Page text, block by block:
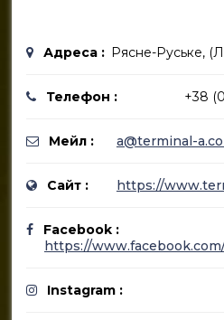
Адреса : Рясне-Руське,
Телефон : +38
Мейл : a@terminal-
Сайт : https://
Facebook :
https://
Instagram :